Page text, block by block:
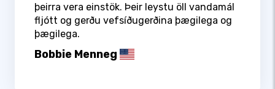
þeirra vera einstök. Þeir leystu öll vandamál
fljótt og gerðu vefsíðugerðina þægilega og
þægilega.
Bobbie Menneg